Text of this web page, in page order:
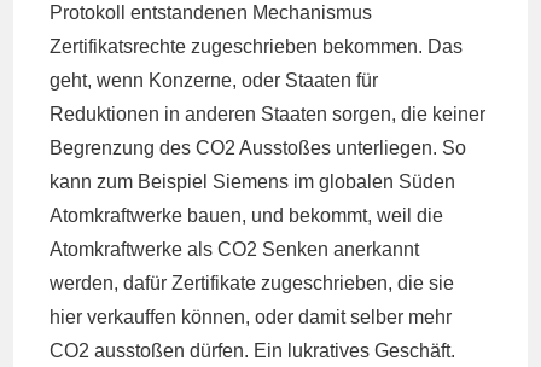
Protokoll entstandenen Mechanismus
Zertifikatsrechte zugeschrieben bekommen. Das
geht, wenn Konzerne, oder Staaten für
Reduktionen in anderen Staaten sorgen, die keiner
Begrenzung des CO2 Ausstoßes unterliegen. So
kann zum Beispiel Siemens im globalen Süden
Atomkraftwerke bauen, und bekommt, weil die
Atomkraftwerke als CO2 Senken anerkannt
werden, dafür Zertifikate zugeschrieben, die sie
hier verkauffen können, oder damit selber mehr
CO2 ausstoßen dürfen. Ein lukratives Geschäft.